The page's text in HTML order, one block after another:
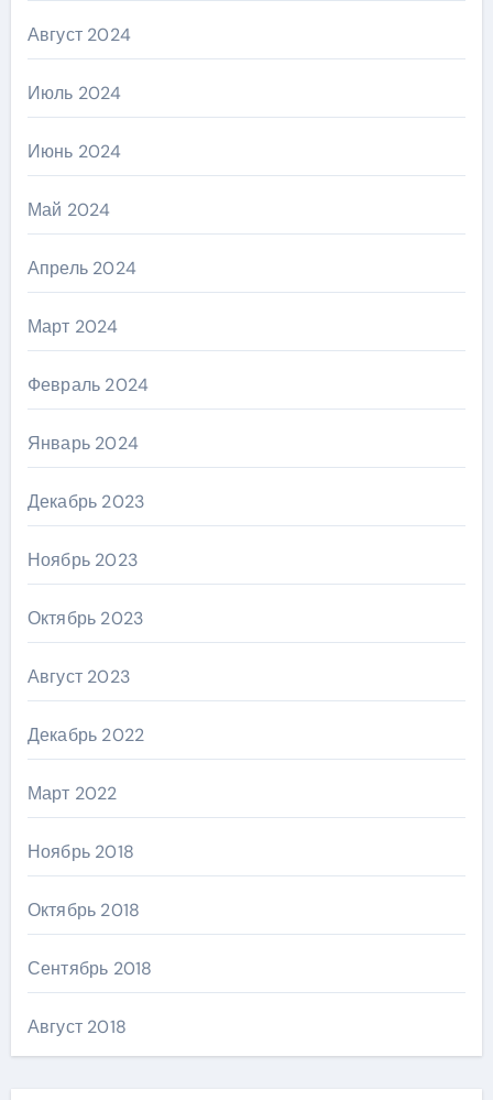
Август 2024
Июль 2024
Июнь 2024
Май 2024
Апрель 2024
Март 2024
Февраль 2024
Январь 2024
Декабрь 2023
Ноябрь 2023
Октябрь 2023
Август 2023
Декабрь 2022
Март 2022
Ноябрь 2018
Октябрь 2018
Сентябрь 2018
Август 2018